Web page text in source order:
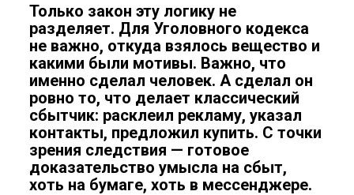
Только закон эту логику не
разделяет. Для Уголовного кодекса
не важно, откуда взялось вещество и
какими были мотивы. Важно, что
именно сделал человек. А сделал он
ровно то, что делает классический
сбытчик: расклеил рекламу, указал
контакты, предложил купить. С точки
зрения следствия — готовое
доказательство умысла на сбыт,
хоть на бумаге, хоть в мессенджере.